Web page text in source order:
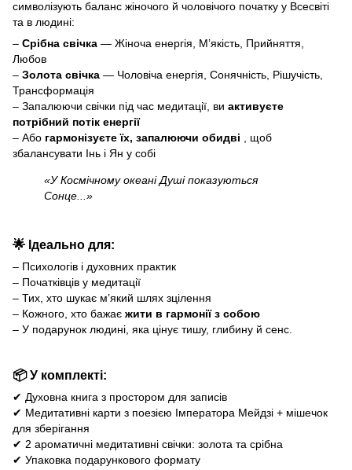
символізують баланс жіночого й чоловічого початку у Всесвіті
та в людині:
– Срібна свічка — Жіноча енергія, М’якість, Прийняття,
Любов
– Золота свічка — Чоловіча енергія, Сонячність, Рішучість,
Трансформація
– Запалюючи свічки під час медитації, ви активуєте
потрібний потік енергії
– Або гармонізуєте їх, запалюючи обидві , щоб
збалансувати Інь і Ян у собі
«У Космічному океані Душі показуються
Сонце...»
🌟 Ідеально для:
– Психологів і духовних практик
– Початківців у медитації
– Тих, хто шукає м’який шлях зцілення
– Кожного, хто бажає жити в гармонії з собою
– У подарунок людині, яка цінує тишу, глибину й сенс.
📦 У комплекті:
✔ Духовна книга з простором для записів
✔ Медитативні карти з поезією Імператора Мейдзі + мішечок
для зберігання
✔ 2 ароматичні медитативні свічки: золота та срібна
✔ Упаковка подарункового формату